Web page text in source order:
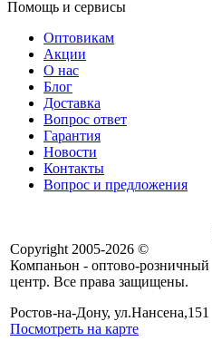
Помощь и сервисы
Оптовикам
Акции
О нас
Блог
Доставка
Вопрос ответ
Гарантия
Новости
Контакты
Вопрос и предложения
Copyright 2005-2026 ©
Компаньон - оптово-розничный
центр. Все права защищены.
Ростов-на-Дону, ул.Нансена,151
Посмотреть на карте